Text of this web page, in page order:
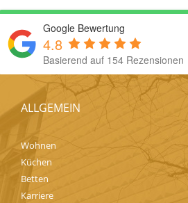
Google Bewertung
4.8
Basierend auf 154 Rezensionen
ALLGEMEIN
Wohnen
Küchen
Betten
Karriere